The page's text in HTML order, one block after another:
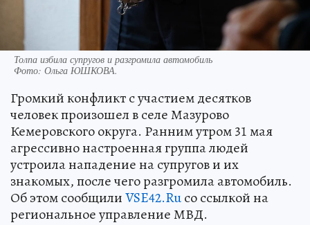
Толпа избила супругов и разгромила автомобиль
Фото: Ольга ЮШКОВА.
Громкий конфликт с участием десятков
человек произошел в селе Мазурово
Кемеровского округа. Ранним утром 31 мая
агрессивно настроенная группа людей
устроила нападение на супругов и их
знакомых, после чего разгромила автомобиль.
Об этом сообщилиVSE42.Ruсо ссылкой на
региональное управление МВД.